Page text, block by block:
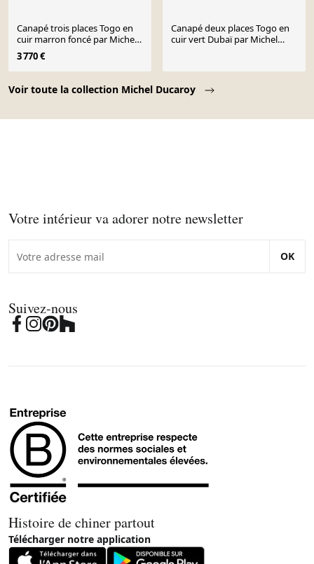
Voir toute la collection Michel Ducaroy
Canapé trois places Togo en
cuir marron foncé par Michel
Ducaroy pour Ligne Roset
3 770 €
Canapé deux places Togo en
cuir vert Dubaï par Michel
Votre intérieur va adorer notre newsletter
OK
Suivez-nous
Histoire de chiner partout
Télécharger notre application